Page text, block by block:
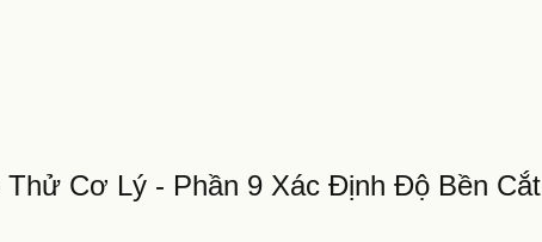
Cơ Lý - Phần 9 Xác Định Độ Bền Cắt